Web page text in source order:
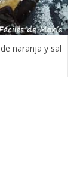
naranja y sal